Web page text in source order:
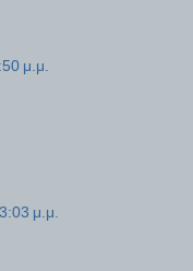
μ.μ.
μ.μ.